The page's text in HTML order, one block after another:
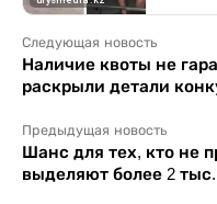
Следующая новость
Наличие квоты не
раскрыли детали
Предыдущая новость
Шанс для тех, кто не
выделяют более 2